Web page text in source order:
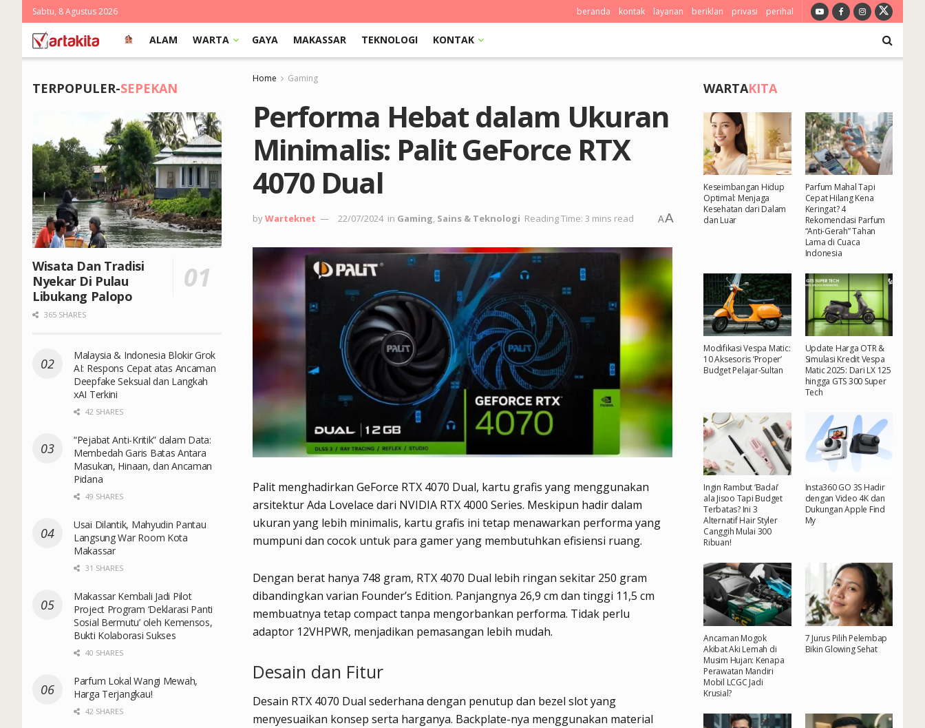
Sabtu, 8 Agustus 2026 beranda kontak layanan beriklan privasi perihal
ALAM WARTA GAYA MAKASSAR TEKNOLOGI KONTAK
Home Gaming
Performa Hebat dalam Ukuran
Minimalis: Palit GeForce RTX
4070 Dual
byWarteknet 22/07/2024 in Gaming, Sains & Teknologi Reading Time: 3 mins read AA
Palit menghadirkan GeForce RTX 4070 Dual, kartu grafis yang menggunakan
arsitektur Ada Lovelace dari NVIDIA RTX 4000 Series. Meskipun hadir dalam
ukuran yang lebih minimalis, kartu grafis ini tetap menawarkan performa yang
mumpuni dan cocok untuk para gamer yang membutuhkan efisiensi ruang.
Dengan berat hanya 748 gram, RTX 4070 Dual lebih ringan sekitar 250 gram
dibandingkan varian Founder’s Edition. Panjangnya 26,9 cm dan tinggi 11,5 cm
membuatnya tetap compact tanpa mengorbankan performa. Tidak perlu
adaptor 12VHPWR, menjadikan pemasangan lebih mudah.
Desain dan Fitur
Desain RTX 4070 Dual sederhana dengan penutup dan bezel slot yang
menyesuaikan konsep serta harganya. Backplate-nya menggunakan material
TERPOPULER-SEPEKAN
Wisata Dan Tradisi
Nyekar Di Pulau
Libukang Palopo
365 SHARES
Malaysia & Indonesia Blokir Grok
AI: Respons Cepat atas Ancaman
Deepfake Seksual dan Langkah
xAI Terkini
42 SHARES
“Pejabat Anti-Kritik” dalam Data:
Membedah Garis Batas Antara
Masukan, Hinaan, dan Ancaman
Pidana
49 SHARES
Usai Dilantik, Mahyudin Pantau
Langsung War Room Kota
Makassar
31 SHARES
Makassar Kembali Jadi Pilot
Project Program ‘Deklarasi Panti
Sosial Bermutu’ oleh Kemensos,
Bukti Kolaborasi Sukses
40 SHARES
Parfum Lokal Wangi Mewah,
Harga Terjangkau!
42 SHARES
WARTAKITA
Keseimbangan Hidup
Optimal: Menjaga
Kesehatan dari Dalam
dan Luar
Parfum Mahal Tapi
Cepat Hilang Kena
Keringat? 4
Rekomendasi Parfum
“Anti-Gerah” Tahan
Lama di Cuaca
Indonesia
Modifikasi Vespa Matic:
10 Aksesoris ‘Proper’
Budget Pelajar-Sultan
Update Harga OTR &
Simulasi Kredit Vespa
Matic 2025: Dari LX 125
hingga GTS 300 Super
Tech
Ingin Rambut ‘Badai’
ala Jisoo Tapi Budget
Terbatas? Ini 3
Alternatif Hair Styler
Canggih Mulai 300
Ribuan!
Insta360 GO 3S Hadir
dengan Video 4K dan
Dukungan Apple Find
My
Ancaman Mogok
Akibat Aki Lemah di
Musim Hujan: Kenapa
Perawatan Mandiri
Mobil LCGC Jadi
Krusial?
7 Jurus Pilih Pelembap
Bikin Glowing Sehat